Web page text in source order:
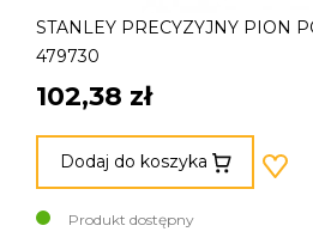
STANLEY PRECYZYJNY PION
479730
102,38 zł
Dodaj do koszyka
Produkt dostępny